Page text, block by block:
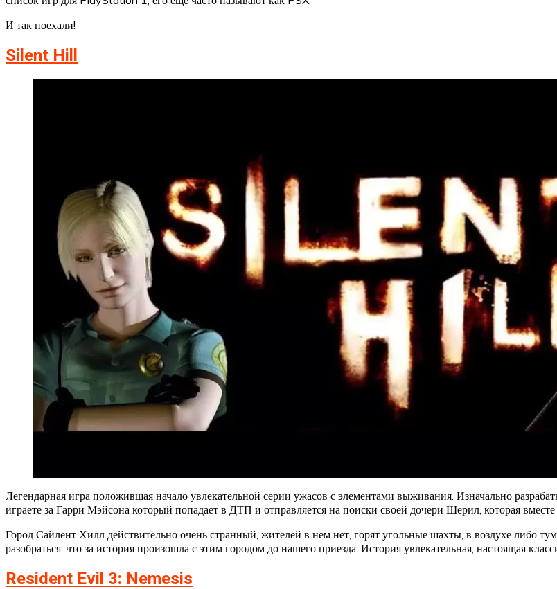
И так поехали!
Silent Hill
Легендарная игра положившая начало увлекательной серии ужасов с элементами выживания. Изначально
играете за Гарри Мэйсона который попадает в ДТП и отправляется на поиски своей дочери Шерил, которая
Город Сайлент Хилл действительно очень странный, жителей в нем нет, горят угольные шахты, в воздухе либо
разобраться, что за история произошла с этим городом до нашего приезда. История увлекательная, настоящая
Resident Evil 3: Nemesis